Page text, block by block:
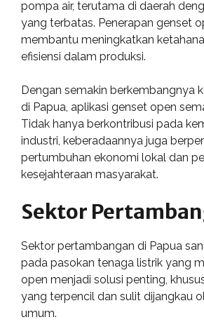
pompa air, terutama di daerah
yang terbatas. Penerapan genset
membantu meningkatkan
efisiensi dalam produksi.
Dengan semakin berkembangnya
di Papua, aplikasi genset open
Tidak hanya berkontribusi pada
industri, keberadaannya juga
pertumbuhan ekonomi lokal dan
kesejahteraan masyarakat.
Sektor
Sektor pertambangan di Papua
pada pasokan tenaga listrik yang
open menjadi solusi penting,
yang terpencil dan sulit dijangkau
umum.